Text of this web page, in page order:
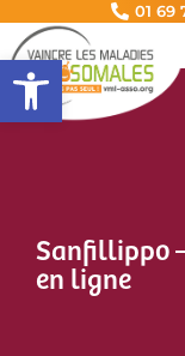
Ouvrir la barre d’outils
01 69
Sanfillippo
en ligne